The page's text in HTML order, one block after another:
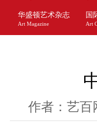
华盛顿艺术杂志
Art Magazine
国
Art
作者：艺百